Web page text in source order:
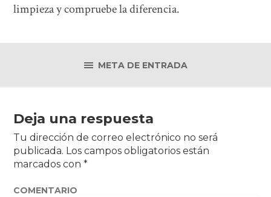
limpieza y compruebe la diferencia.
META DE ENTRADA
Deja una respuesta
Tu dirección de correo electrónico no será
publicada. Los campos obligatorios están
marcados con*
COMENTARIO